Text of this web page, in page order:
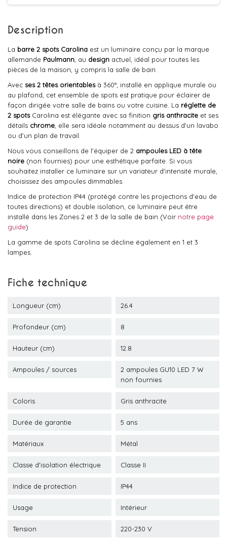
Description
La barre 2 spots Carolina est un luminaire conçu par la marque
allemande Paulmann , au design actuel, idéal pour toutes les
pièces de la maison, y compris la salle de bain.
Avec ses 2 têtes orientablesà 360°, installé en applique murale ou
au plafond, cet ensemble de spots est pratique pour éclairer de
façon dirigée votre salle de bains ou votre cuisine. La réglette de
2 spotsCarolina est élégante avec sa finition gris anthracite et ses
détails chrome , elle sera idéale notamment au dessus d'un lavabo
ou d'un plan de travail.
Nous vous conseillons de l'équiper de 2 ampoules LED à tête
noire (non fournies) pour une esthétique parfaite. Si vous
souhaitez installer ce luminaire sur un variateur d'intensité murale,
choisissez des ampoules dimmables.
Indice de protection IP44 (protégé contre les projections d'eau de
toutes directions) et double isolation, ce luminaire peut être
installé dans les Zones 2 et 3 de la salle de bain (Voir notre page
guide)
La gamme de spots Carolina se décline également en 1 et 3
lampes.
Fiche technique
Longueur (cm) 26.4
Profondeur (cm) 8
Hauteur (cm) 12.8
Ampoules / sources
2 ampoules GU10 LED 7 W
non fournies
Coloris Gris anthracite
Durée de garantie 5 ans
Matériaux Métal
Classe d'isolation électrique Classe II
Indice de protection IP44
Usage Intérieur
Tension 220-230 V